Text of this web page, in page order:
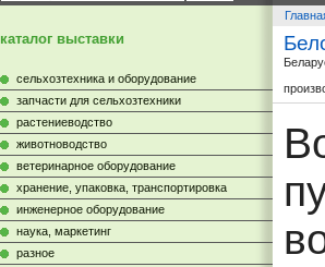
каталог выставки
сельхозтехника и оборудование
запчасти для сельхозтехники
растениеводство
животноводство
ветеринарное оборудование
хранение, упаковка, транспортировка
инженерное оборудование
наука, маркетинг
разное